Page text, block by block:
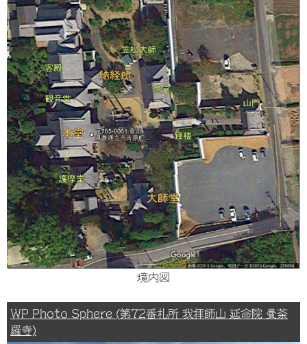
境内図
WP Photo Sphere (第72番札所 我拝師山 延命院 曼荼
羅寺)